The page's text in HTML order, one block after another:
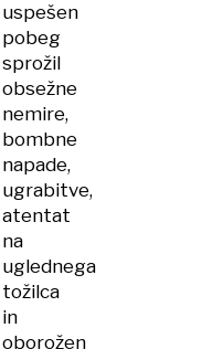
uspešen
pobeg
sprožil
obsežne
nemire,
bombne
napade,
ugrabitve,
atentat
na
uglednega
tožilca
in
oborožen